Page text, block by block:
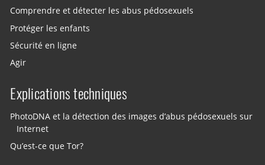
Comprendre et détecter les abus pédosexuels
Protéger les enfants
Sécurité en ligne
Agir
Explications techniques
PhotoDNA et la détection des images d’abus pédosexuels sur
Internet
Qu’est-ce que Tor?